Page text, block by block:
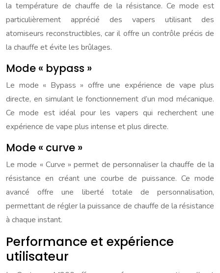
la température de chauffe de la résistance. Ce mode est
particulièrement apprécié des vapers utilisant des
atomiseurs reconstructibles, car il offre un contrôle précis de
la chauffe et évite les brûlages.
Mode « bypass »
Le mode « Bypass » offre une expérience de vape plus
directe, en simulant le fonctionnement d’un mod mécanique.
Ce mode est idéal pour les vapers qui recherchent une
expérience de vape plus intense et plus directe.
Mode « curve »
Le mode « Curve » permet de personnaliser la chauffe de la
résistance en créant une courbe de puissance. Ce mode
avancé offre une liberté totale de personnalisation,
permettant de régler la puissance de chauffe de la résistance
à chaque instant.
Performance et expérience
utilisateur